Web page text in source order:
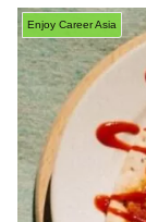
Enjoy Career Asia